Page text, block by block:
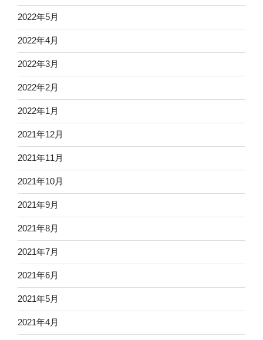
2022年5月
2022年4月
2022年3月
2022年2月
2022年1月
2021年12月
2021年11月
2021年10月
2021年9月
2021年8月
2021年7月
2021年6月
2021年5月
2021年4月